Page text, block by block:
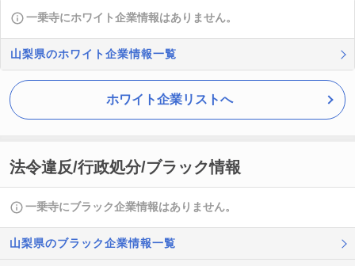
一乗寺にホワイト企業情報はありません。
山梨県のホワイト企業情報一覧
ホワイト企業リストへ
法令違反/行政処分/ブラック情報
一乗寺にブラック企業情報はありません。
山梨県のブラック企業情報一覧